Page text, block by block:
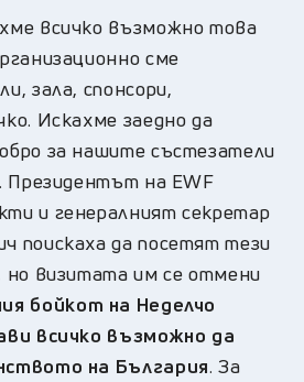
всичко възможно това
сме
зала, спонсори,
Искахме заедно да
за нашите състезатели
Президентът на EWF
и генералният секретар
поискаха да посетят тези
но визитата им се отмени
бойкот на Неделчо
всичко възможно да
на България. За